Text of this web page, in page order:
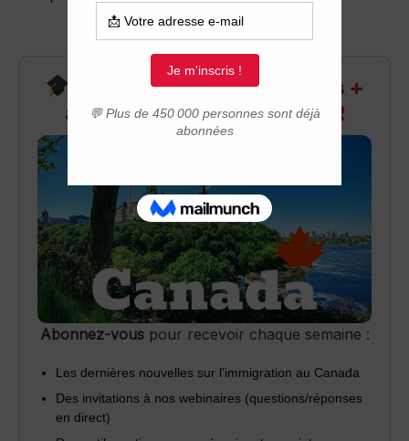
Recevez infos exclusives +
accès aux webinaires Q&R
Abonnez-vouspour recevoir chaque semaine :
Les dernières nouvelles sur l’immigration au Canada
Des invitations à nos webinaires (questions/réponses
en direct)